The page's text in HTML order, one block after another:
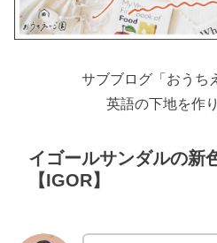
サブブログ「おうち
英語の下地を作
イゴールサンダルの新
【IGOR】